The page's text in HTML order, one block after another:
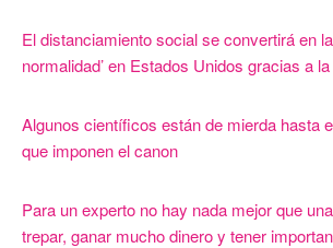
El distanciamiento social se convertirá en
normalidad’ en Estados Unidos gracias a
Algunos científicos están de mierda hasta
que imponen el canon
Para un experto no hay nada mejor que
trepar, ganar mucho dinero y tener